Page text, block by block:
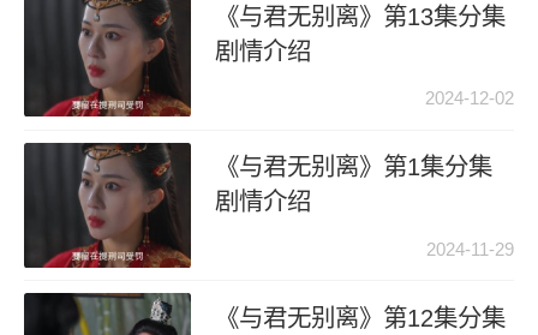
《与君无别离》第13集分集
剧情介绍
2024-12-02
《与君无别离》第1集分集
剧情介绍
2024-11-29
《与君无别离》第12集分集